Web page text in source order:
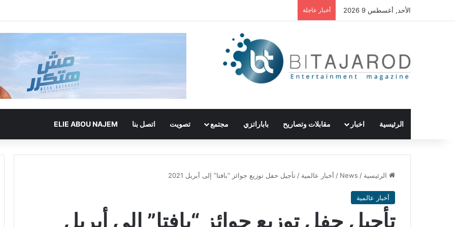
الأحد, أغسطس 9 2026 أخبار عاجلة
الرئيسية اخبار مقابلات وتصاريح باباراتزي مجتمع تصويت اتصل بنا ELIE ABOU NAJEM
الرئيسية /
News
/ أخبار عالمية / تأجيل حفل توزيع جوائز “بافتا” إلى أبريل 2021
أخبار عالمية
تأجيل حفل توزيع جوائز “بافتا” إلى أبريل